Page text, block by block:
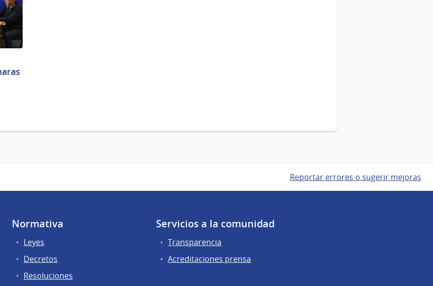
Reportar errores o sugerir mejoras
Normativa
Leyes
Decretos
Resoluciones
Servicios a la comunidad
Transparencia
Acreditaciones prensa